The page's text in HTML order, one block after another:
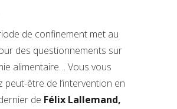
de confinement met au
des questionnements sur
alimentaire… Vous vous
peut-être de l’intervention en
de Félix Lallemand,